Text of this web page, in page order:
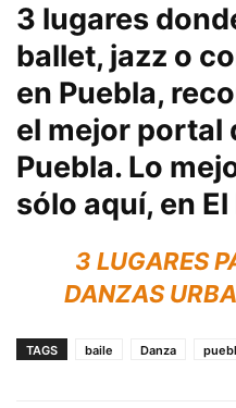
3 lugares
ballet, jazz o
en Puebla,
el mejor portal
Puebla. Lo
sólo aquí, en
3 LUGARES
DANZAS
TAGS baile Danza